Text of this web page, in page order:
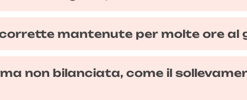
mantenute per molte ore al
non bilanciata, come il